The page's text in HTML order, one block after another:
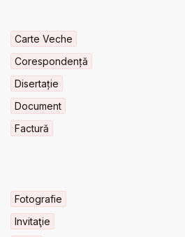
Carte Veche
Corespondență
Disertație
Document
Factură
Fotografie
Invitaţie